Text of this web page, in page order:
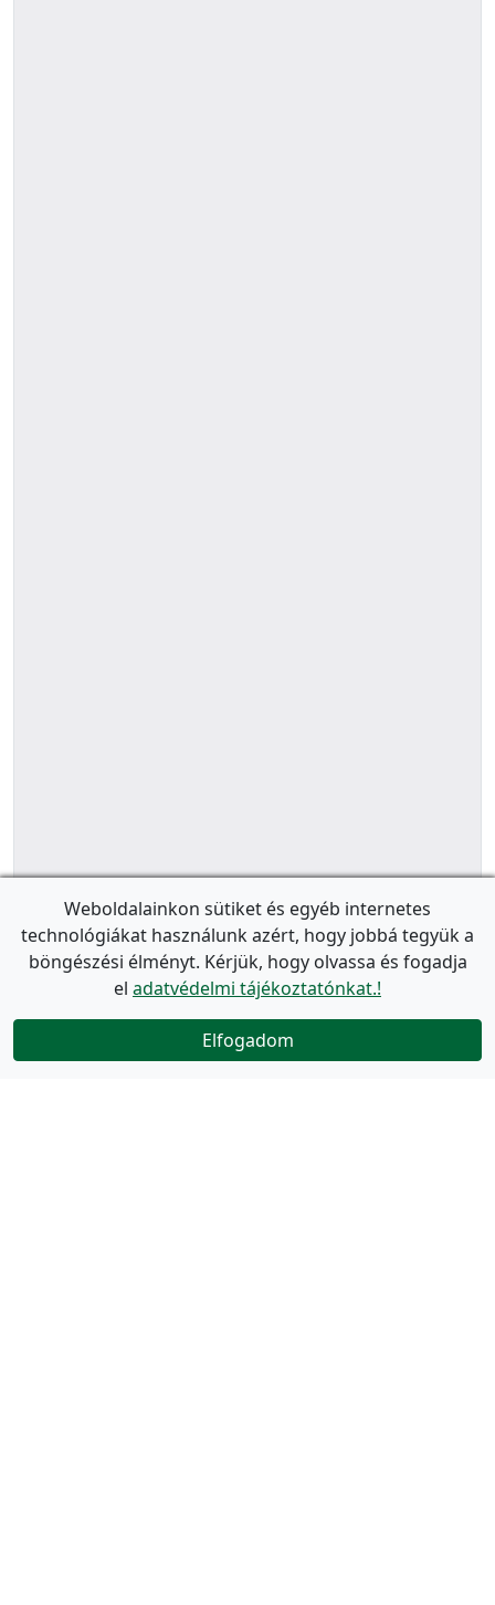
Weboldalainkon sütiket és egyéb internetes
technológiákat használunk azért, hogy jobbá tegyük a
böngészési élményt. Kérjük, hogy olvassa és fogadja
el adatvédelmi tájékoztatónkat.!
Elfogadom